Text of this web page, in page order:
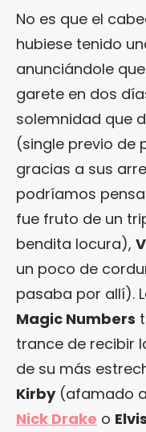
No es que el
hubiese tenido
anunciándole
garete en dos
solemnidad que
(single previo de
gracias a sus
podríamos
fue fruto de un
bendita locura),
un poco de
pasaba por allí).
Magic Numbers
trance de recibir
de su más
Kirby(afamado
Nick Drake o